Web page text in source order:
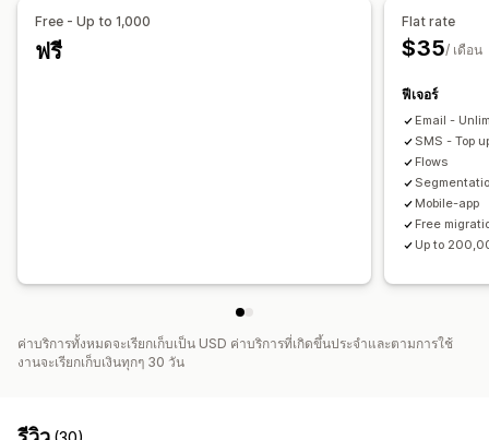
API และเว็บฮุก
Free - Up to 1,000
ฟรี
Flat rate
$35/ เดือน
ฟีเจอร์
Email -
SMS - Top
Flows
Mobile-app
Free
Up to
ค่าบริการทั้งหมดจะเรียกเก็บเป็น USD ค่าบริการที่เกิดขึ้นประจำและตามการใช้
งานจะเรียกเก็บเงินทุกๆ 30 วัน